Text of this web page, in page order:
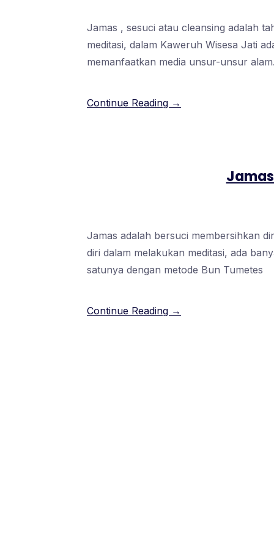
Jamas , sesuci atau cleansing adalah
meditasi, dalam Kaweruh Wisesa Jati
memanfaatkan media unsur-unsur alam.
Continue Reading →
Jamas adalah bersuci membersihkan
diri dalam melakukan meditasi, ada
satunya dengan metode Bun Tumetes
Continue Reading →